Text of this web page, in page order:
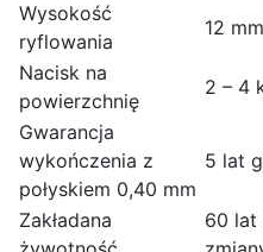
Wysokość
ryflowania
12 mm
Nacisk na
powierzchnię
2 – 4
Gwarancja
wykończenia z
połyskiem 0,40 mm
5 lat
Zakładana
60 lat